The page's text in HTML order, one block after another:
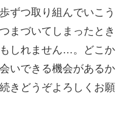
ずつ取り組んでいこう
まづいてしまったとき
しれません…。どこか
いできる機会があるか
きどうぞよろしくお願